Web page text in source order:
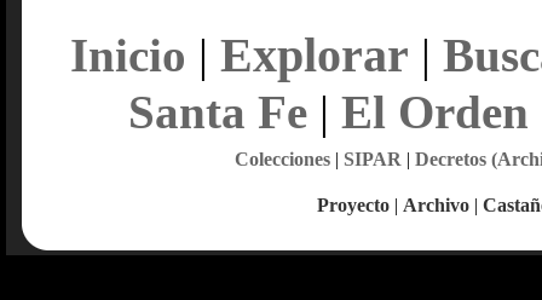
Inicio | Explorar |
Santa Fe| El Orden
Colecciones| SIPAR | Decretos
Proyecto | Archivo |